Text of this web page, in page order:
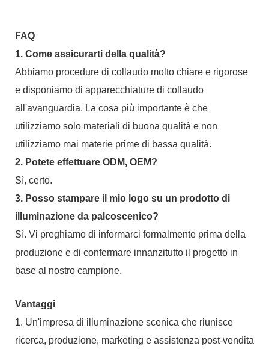
FAQ
1. Come assicurarti della qualità?
Abbiamo procedure di collaudo molto chiare e rigorose
e disponiamo di apparecchiature di collaudo
all'avanguardia. La cosa più importante è che
utilizziamo solo materiali di buona qualità e non
utilizziamo mai materie prime di bassa qualità.
2. Potete effettuare ODM, OEM?
Sì, certo.
3. Posso stampare il mio logo su un prodotto di
illuminazione da palcoscenico?
Sì. Vi preghiamo di informarci formalmente prima della
produzione e di confermare innanzitutto il progetto in
base al nostro campione.
Vantaggi
1. Un'impresa di illuminazione scenica che riunisce
ricerca, produzione, marketing e assistenza post-vendita